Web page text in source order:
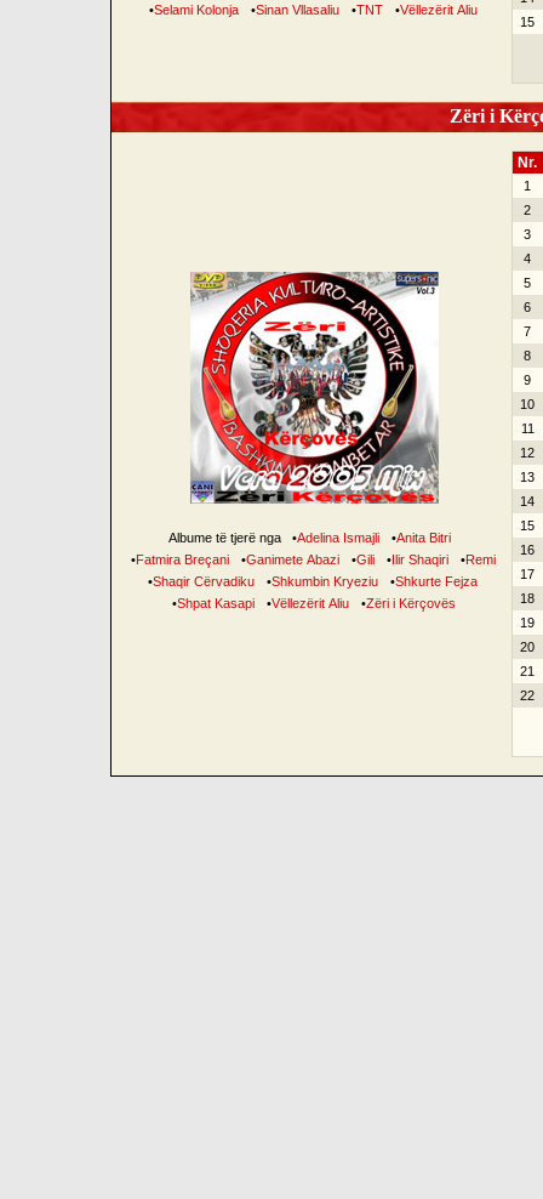
•Selami Kolonja •Sinan Vllasaliu •TNT •Vëllezërit Aliu
15
Zëri i
Albume të tjerë nga •Adelina Ismajli •Anita Bitri
•Fatmira Breçani •Ganimete Abazi •Gili •Ilir Shaqiri •Remi
•Shaqir Cërvadiku •Shkumbin Kryeziu •Shkurte Fejza
•Shpat Kasapi •Vëllezërit Aliu •Zëri i Kërçovës
Nr.
1
2
3
4
5
6
7
8
9
10
11
12
13
14
15
16
17
18
19
20
21
22